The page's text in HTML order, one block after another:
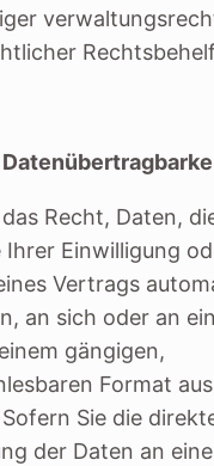
Recht, Daten,
Ihrer Einwilligung
Vertrags
an sich oder an
gängigen,
Format
Sie die
der Daten an